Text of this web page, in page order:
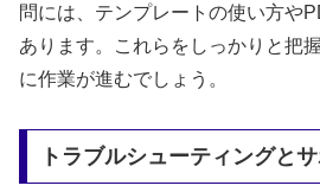
問には、テンプレートの使い方や
あります。これらをしっかりと把
に作業が進むでしょう。
トラブルシューティングと